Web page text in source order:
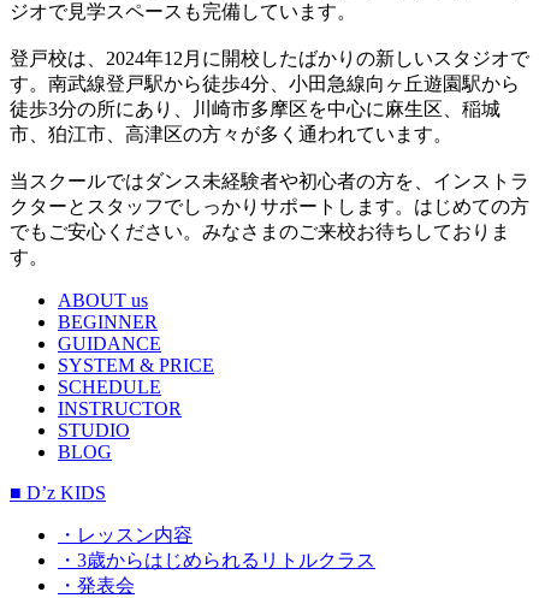
ジオで見学スペースも完備しています。
登戸校は、2024年12月に開校したばかりの新しいスタジオで
す。南武線登戸駅から徒歩4分、小田急線向ヶ丘遊園駅から
徒歩3分の所にあり、川崎市多摩区を中心に麻生区、稲城
市、狛江市、高津区の方々が多く通われています。
当スクールではダンス未経験者や初心者の方を、インストラ
クターとスタッフでしっかりサポートします。はじめての方
でもご安心ください。みなさまのご来校お待ちしておりま
す。
ABOUT us
BEGINNER
GUIDANCE
SYSTEM & PRICE
SCHEDULE
INSTRUCTOR
STUDIO
BLOG
■ D’z KIDS
・レッスン内容
・3歳からはじめられるリトルクラス
・発表会